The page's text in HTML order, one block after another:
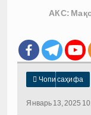
АКС:
 Чопи саҳифа
Январь 13, 2025